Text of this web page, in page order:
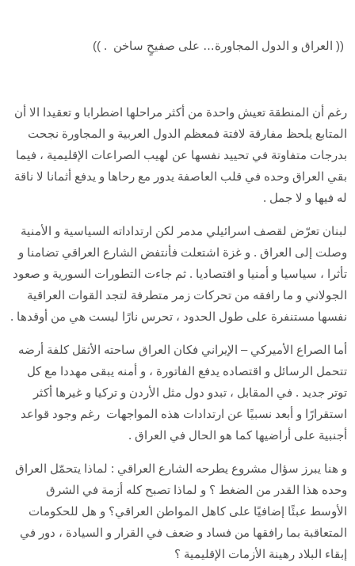
(( العراق و الدول المجاورة… على صفيحٍ ساخن . ))
رغم أن المنطقة تعيش واحدة من أكثر مراحلها اضطرابا و تعقيدا الا أن
المتابع يلحظ مفارقة لافتة فمعظم الدول العربية و المجاورة نجحت
بدرجات متفاوتة في تحييد نفسها عن لهيب الصراعات الإقليمية ، فيما
بقي العراق وحده في قلب العاصفة يدور مع رحاها و يدفع أثمانا لا ناقة
له فيها و لا جمل .
لبنان تعرّض لقصف اسرائيلي مدمر لكن ارتداداته السياسية و الأمنية
وصلت إلى العراق . و غزة اشتعلت فأنتفض الشارع العراقي تضامنا و
تأثرا ، سياسيا و أمنيا و اقتصاديا . ثم جاءت التطورات السورية و صعود
الجولاني و ما رافقه من تحركات زمر متطرفة لتجد القوات العراقية
نفسها مستنفرة على طول الحدود ، تحرس نارًا ليست هي من أوقدها .
أما الصراع الأميركي – الإيراني فكان العراق ساحته الأثقل كلفة أرضه
تتحمل الرسائل و اقتصاده يدفع الفاتورة ، و أمنه يبقى مهددا مع كل
توتر جديد . في المقابل ، تبدو دول مثل الأردن و تركيا و غيرها أكثر
استقرارًا و أبعد نسبيًا عن ارتدادات هذه المواجهات رغم وجود قواعد
أجنبية على أراضيها كما هو الحال في العراق .
و هنا يبرز سؤال مشروع يطرحه الشارع العراقي : لماذا يتحمّل العراق
وحده هذا القدر من الضغط ؟ و لماذا تصبح كله أزمة في الشرق
الأوسط عبئًا إضافيًا على كاهل المواطن العراقي؟ و هل للحكومات
المتعاقبة بما رافقها من فساد و ضعف في القرار و السيادة ، دور في
إبقاء البلاد رهينة الأزمات الإقليمية ؟